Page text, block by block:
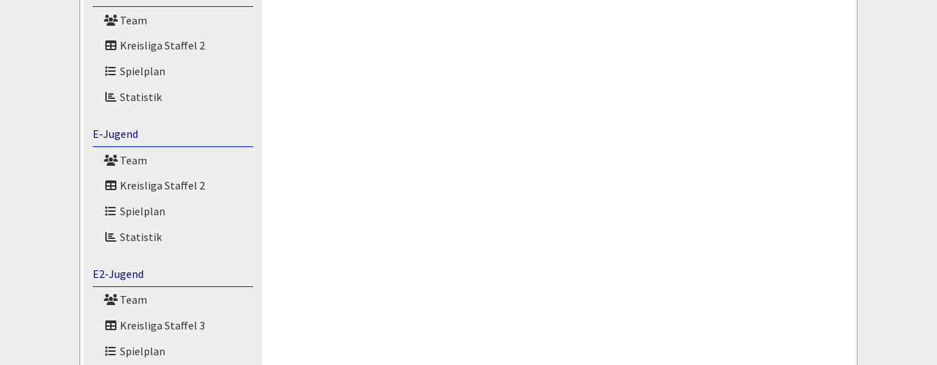
Team
Kreisliga Staffel 2
Spielplan
Statistik
E-Jugend
Team
Kreisliga Staffel 2
Spielplan
Statistik
E2-Jugend
Team
Kreisliga Staffel 3
Spielplan